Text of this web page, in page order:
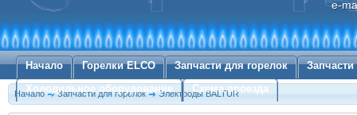
e-
Начало Горелки ELCO Запчасти для горелок
Холодильное оборудование
Схема проезда
Начало Запчасти для горелок Электроды BALTUR